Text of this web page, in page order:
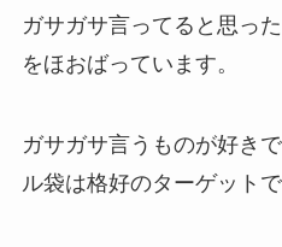
ガサガサ言ってると思っ
をほおばっています。
ガサガサ言うものが好き
ル袋は格好のターゲットで